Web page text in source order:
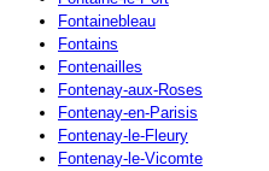
Fontainebleau
Fontains
Fontenailles
Fontenay-aux-Roses
Fontenay-en-Parisis
Fontenay-le-Fleury
Fontenay-le-Vicomte